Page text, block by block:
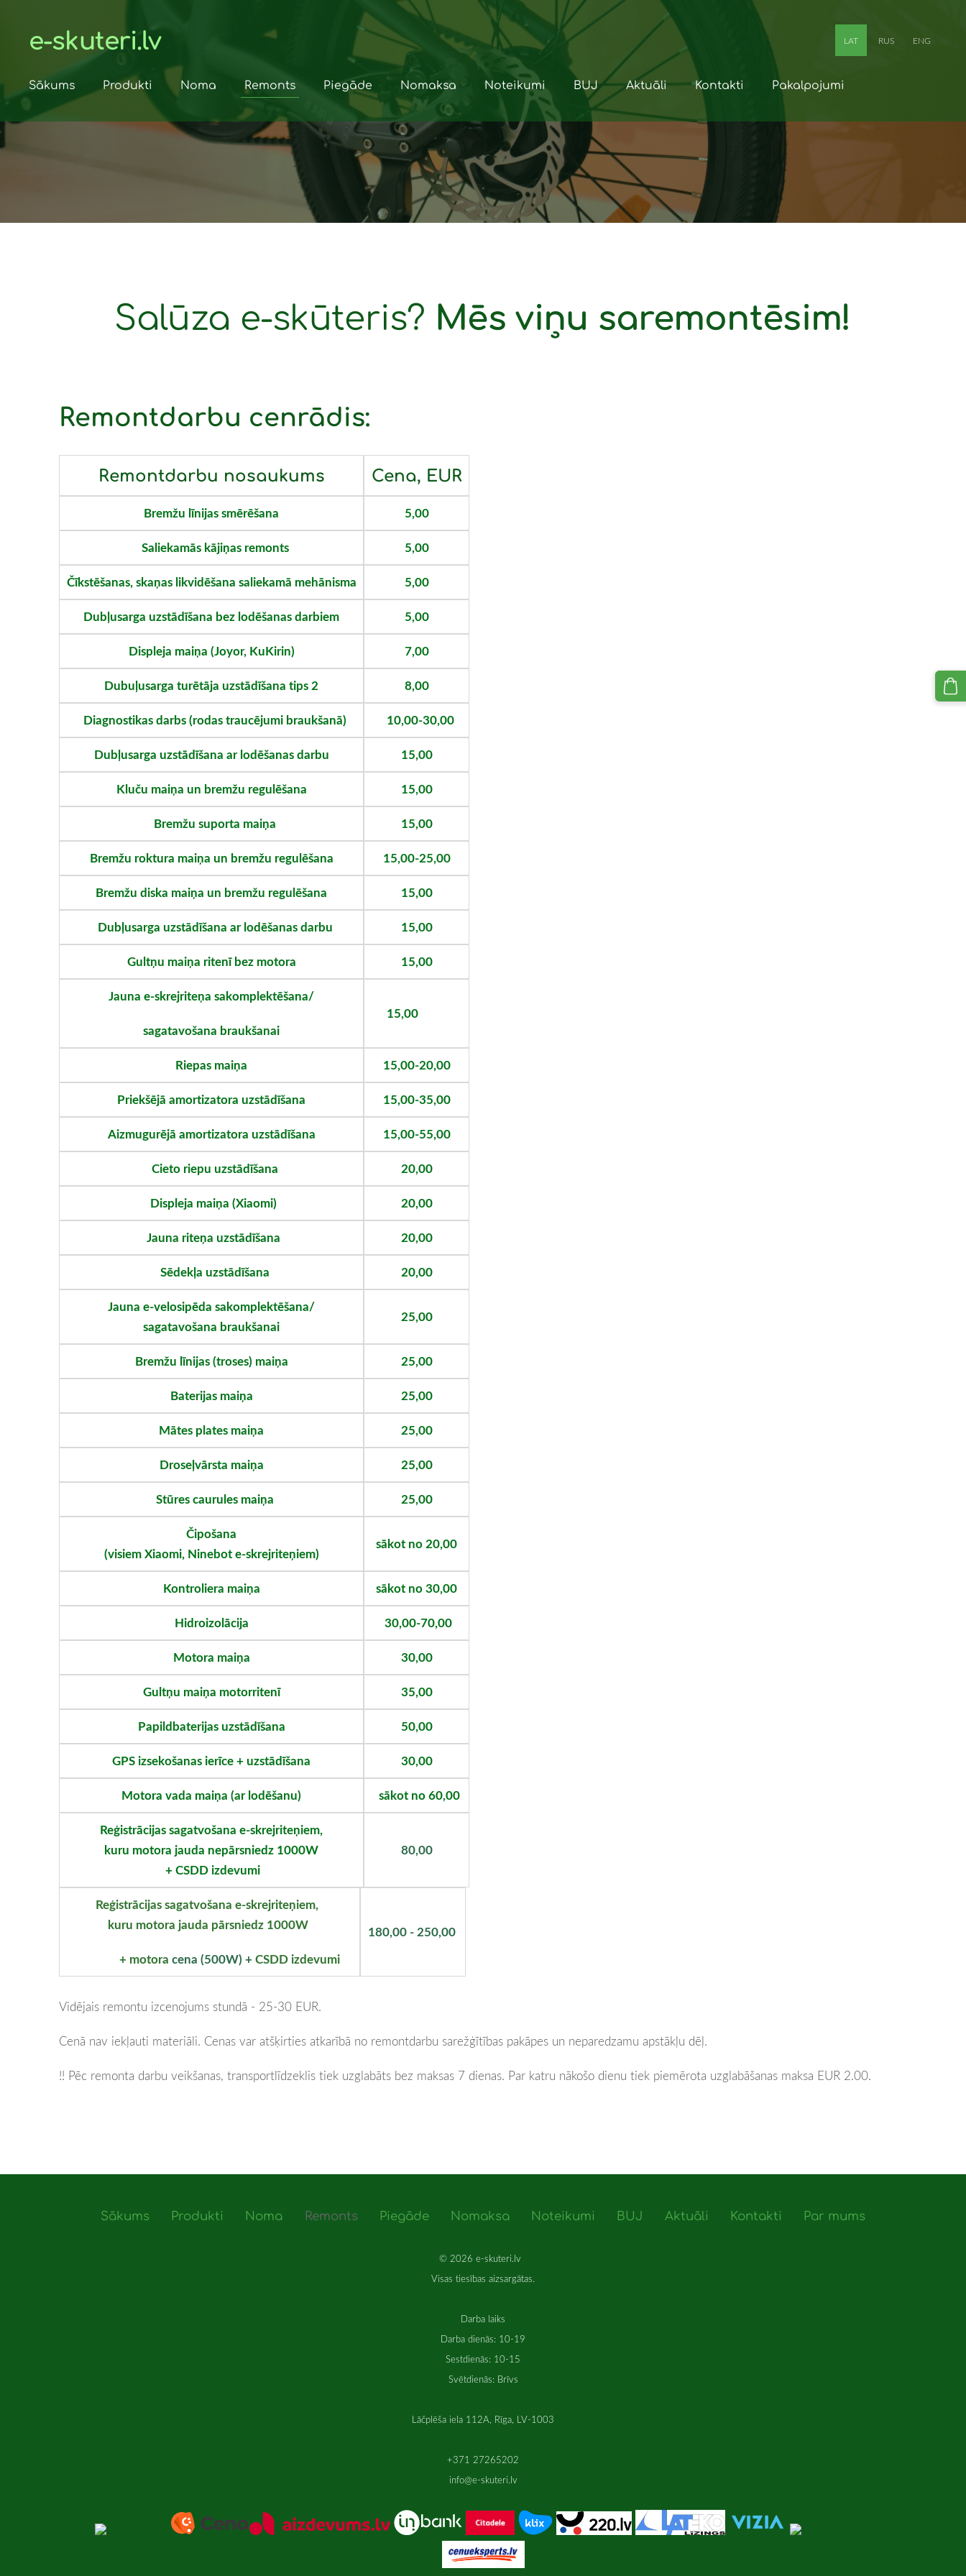
e-skuteri.lv
Sākums Produkti Noma Remonts Piegāde Nomaksa Noteikumi BUJ Aktuāli Kontakti Pakalpojumi
LAT RUS ENG
Salūza e-skūteris? Mēs viņu saremontēsim!
Remontdarbu cenrādis:
Remontdarbu nosaukums Cena, EUR
Bremžu līnijas smērēšana 5,00
Saliekamās kājiņas remonts 5,00
Čīkstēšanas, skaņas likvidēšana saliekamā mehānisma 5,00
Dubļusarga uzstādīšana bez lodēšanas darbiem 5,00
Displeja maiņa (Joyor, KuKirin) 7,00
Dubuļusarga turētāja uzstādīšana tips 2 8,00
Diagnostikas darbs (rodas traucējumi braukšanā) 10,00-30,00
Dubļusarga uzstādīšana ar lodēšanas darbu 15,00
Kluču maiņa un bremžu regulēšana 15,00
Bremžu suporta maiņa 15,00
Bremžu roktura maiņa un bremžu regulēšana 15,00-25,00
Bremžu diska maiņa un bremžu regulēšana 15,00
Dubļusarga uzstādīšana ar lodēšanas darbu 15,00
Gultņu maiņa ritenī bez motora 15,00
Jauna e-skrejriteņa sakomplektēšana/
sagatavošana braukšanai
15,00
Riepas maiņa 15,00-20,00
Priekšējā amortizatora uzstādīšana 15,00-35,00
Aizmugurējā amortizatora uzstādīšana 15,00-55,00
Cieto riepu uzstādīšana 20,00
Displeja maiņa (Xiaomi) 20,00
Jauna riteņa uzstādīšana 20,00
Sēdekļa uzstādīšana 20,00
Jauna e-velosipēda sakomplektēšana/
sagatavošana braukšanai
25,00
Bremžu līnijas (troses) maiņa 25,00
Baterijas maiņa 25,00
Mātes plates maiņa 25,00
Droseļvārsta maiņa 25,00
Stūres caurules maiņa 25,00
Čipošana
(visiem Xiaomi, Ninebot e-skrejriteņiem)
sākot no 20,00
Kontroliera maiņa sākot no 30,00
Hidroizolācija 30,00-70,00
Motora maiņa 30,00
Gultņu maiņa motorritenī 35,00
Papildbaterijas uzstādīšana 50,00
GPS izsekošanas ierīce + uzstādīšana 30,00
Motora vada maiņa (ar lodēšanu) sākot no 60,00
Reģistrācijas sagatvošana e-skrejriteņiem,
kuru motora jauda nepārsniedz 1000W
+ CSDD izdevumi
80,00
Reģistrācijas sagatvošana e-skrejriteņiem,
kuru motora jauda pārsniedz 1000W
+ motora cena (500W) + CSDD izdevumi
180,00 - 250,00
Vidējais remontu izcenojums stundā - 25-30 EUR.
Cenā nav iekļauti materiāli. Cenas var atšķirties atkarībā no remontdarbu sarežģītības pakāpes un neparedzamu apstākļu dēļ.
!! Pēc remonta darbu veikšanas, transportlīdzeklis tiek uzglabāts bez maksas 7 dienas. Par katru nākošo dienu tiek piemērota uzglabāšanas maksa EUR 2.00.
Sākums Produkti Noma Remonts Piegāde Nomaksa Noteikumi BUJ Aktuāli Kontakti Par mums
© 2026 e-skuteri.lv
Visas tiesības aizsargātas.
Darba laiks
Darba dienās: 10-19
Sestdienās: 10-15
Svētdienās: Brīvs
Lāčplēša iela 112A, Rīga, LV-1003
+371 27265202
info@e-skuteri.lv